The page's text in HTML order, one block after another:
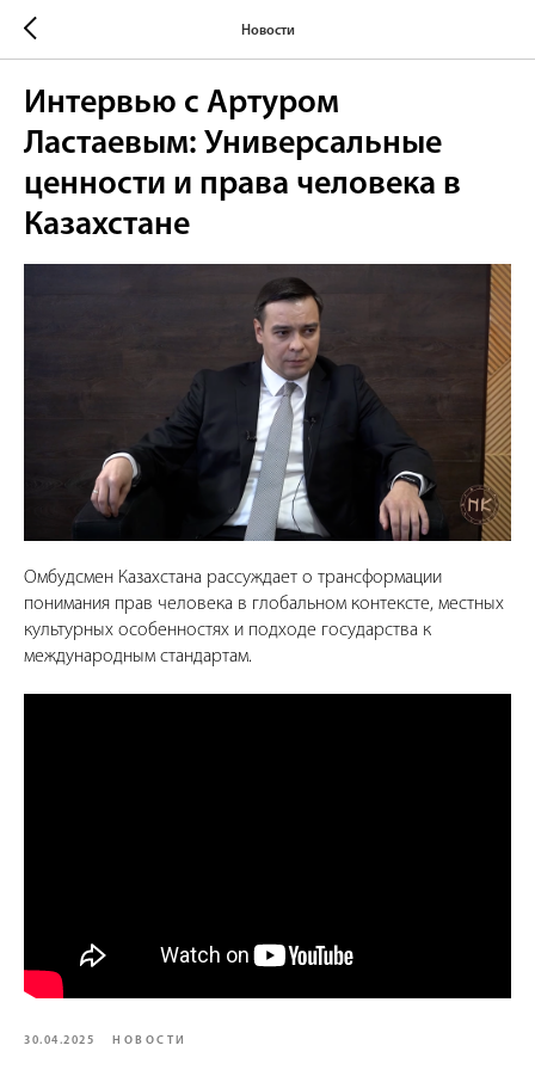
Новости
Интервью с Артуром
Ластаевым: Универсальные
ценности и права человека в
Казахстане
Омбудсмен Казахстана рассуждает о трансформации
понимания прав человека в глобальном контексте, местных
культурных особенностях и подходе государства к
международным стандартам.
30.04.2025 НОВОСТИ